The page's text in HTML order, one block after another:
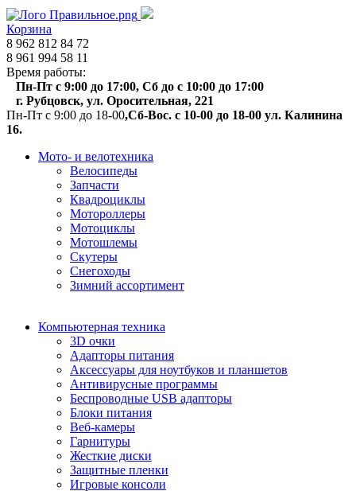
Корзина
8 962 812 84 72
8 961 994 58 11
Время работы:
Пн-Пт с 9:00 до 17:00, Сб до с 10:00 до 17:00
г. Рубцовск, ул. Оросительная, 221
Пн-Пт с 9:00 до 18-00,Сб-Вос. с 10-00 до 18-00 ул. Калинина
16.
Мото- и велотехника
Велосипеды
Запчасти
Квадроциклы
Мотороллеры
Мотоциклы
Мотошлемы
Скутеры
Снегоходы
Зимний ассортимент
Компьютерная техника
3D очки
Адапторы питания
Аксессуары для ноутбуков и планшетов
Антивирусные программы
Беспроводные USB адапторы
Блоки питания
Веб-камеры
Гарнитуры
Жесткие диски
Защитные пленки
Игровые консоли